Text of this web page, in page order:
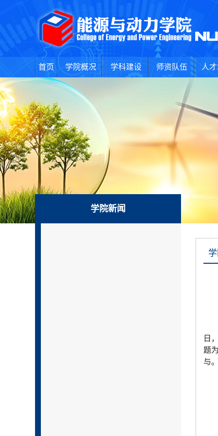
首页 学院概况 学科建设 师资队伍 人
学院新闻
日
题
与